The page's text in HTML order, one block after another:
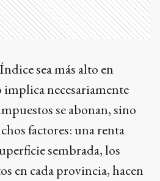
sea más alto en
necesariamente
se abonan, sino
factores: una renta
sembrada, los
en cada provincia, hacen